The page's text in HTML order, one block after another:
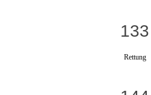
133
Rettung